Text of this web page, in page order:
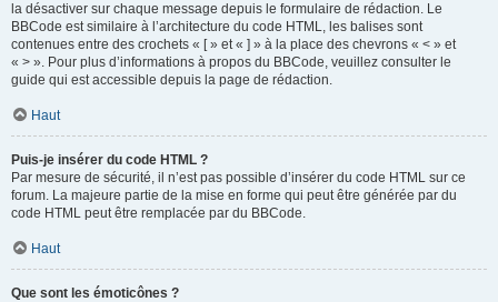
la désactiver sur chaque message depuis le formulaire de rédaction. Le
BBCode est similaire à l’architecture du code HTML, les balises sont
contenues entre des crochets « [ » et « ] » à la place des chevrons « < » et
« > ». Pour plus d’informations à propos du BBCode, veuillez consulter le
guide qui est accessible depuis la page de rédaction.
Haut
Puis-je insérer du code HTML ?
Par mesure de sécurité, il n’est pas possible d’insérer du code HTML sur ce
forum. La majeure partie de la mise en forme qui peut être générée par du
code HTML peut être remplacée par du BBCode.
Haut
Que sont les émoticônes ?